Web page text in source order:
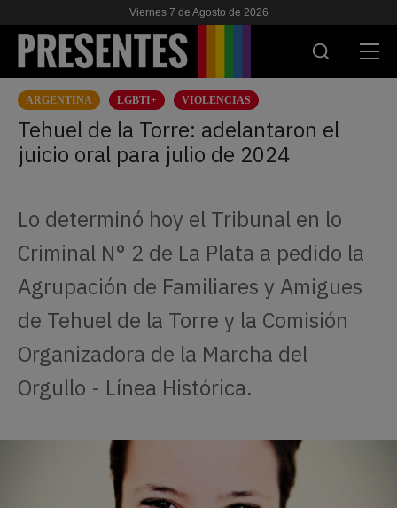
Viernes 7 de Agosto de 2026
ACTUALIDAD
INVESTIGACIONES
ESCUELA
APOYANOS
ES EN
ARGENTINA LGBTI+ VIOLENCIAS
Tehuel de la Torre: adelantaron el
juicio oral para julio de 2024
Lo determinó hoy el Tribunal en lo
Criminal N° 2 de La Plata a pedido la
Agrupación de Familiares y Amigues
de Tehuel de la Torre y la Comisión
Organizadora de la Marcha del
Orgullo - Línea Histórica.